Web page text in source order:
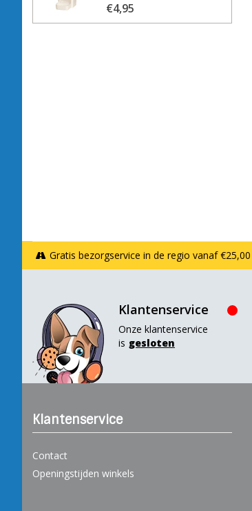
€4,95
Gratis bezorgservice in de regio vanaf €25,00
Klantenservice
Onze klantenservice
is gesloten
Klantenservice
Contact
Openingstijden winkels